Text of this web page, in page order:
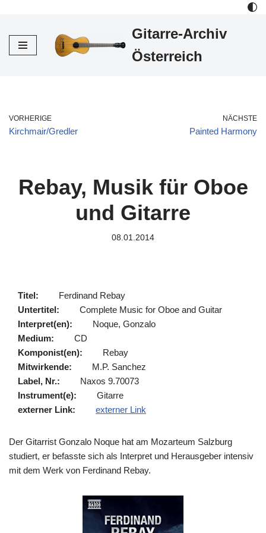
Inhalt
Gitarre-Archiv
Österreich
VORHERIGE
Kirchmair/Gredler
NÄCHSTE
Painted Harmony
Rebay, Musik für Oboe
und Gitarre
08.01.2014
Titel:
Ferdinand Rebay
Untertitel:
Complete Music for Oboe and Guitar
Interpret(en):
Noque, Gonzalo
Medium:
CD
Komponist(en):
Rebay
Mitwirkende:
M.P. Sanchez
Label, Nr.:
Naxos 9.70073
Instrument(e):
Gitarre
externer Link:
externer Link
Der Gitarrist Gonzalo Noque hat am Mozarteum Salzburg
studiert, er befasste sich als Interpret und Herausgeber intensiv
mit dem Werk von Ferdinand Rebay.